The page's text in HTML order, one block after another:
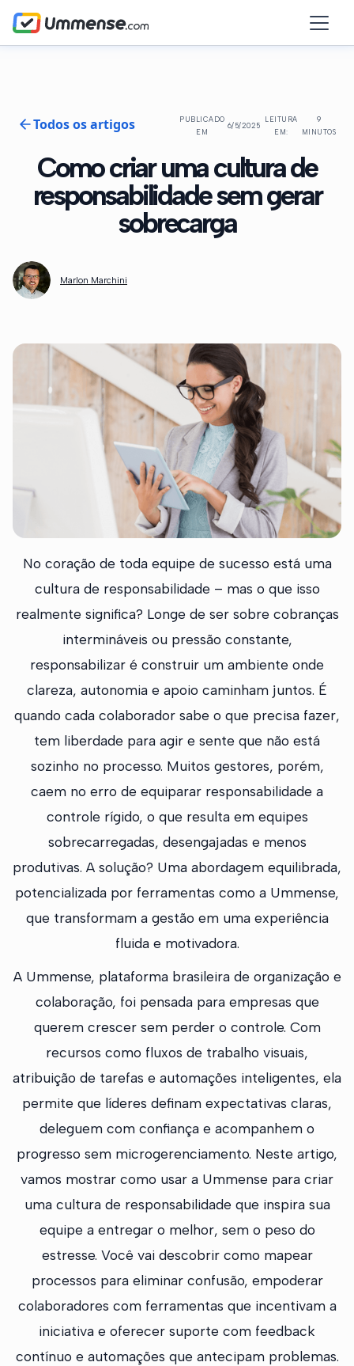
Todos os artigos
PUBLICADO
EM
6/5/2025
LEITURA
EM:
9
MINUTOS
Como criar uma cultura de
responsabilidade sem gerar
sobrecarga
Marlon Marchini
No coração de toda equipe de sucesso está uma
cultura de responsabilidade – mas o que isso
realmente significa? Longe de ser sobre cobranças
intermináveis ou pressão constante,
responsabilizar é construir um ambiente onde
clareza, autonomia e apoio caminham juntos. É
quando cada colaborador sabe o que precisa fazer,
tem liberdade para agir e sente que não está
sozinho no processo. Muitos gestores, porém,
caem no erro de equiparar responsabilidade a
controle rígido, o que resulta em equipes
sobrecarregadas, desengajadas e menos
produtivas. A solução? Uma abordagem equilibrada,
potencializada por ferramentas como a Ummense,
que transformam a gestão em uma experiência
fluida e motivadora.
A Ummense, plataforma brasileira de organização e
colaboração, foi pensada para empresas que
querem crescer sem perder o controle. Com
recursos como fluxos de trabalho visuais,
atribuição de tarefas e automações inteligentes, ela
permite que líderes definam expectativas claras,
deleguem com confiança e acompanhem o
progresso sem microgerenciamento. Neste artigo,
vamos mostrar como usar a Ummense para criar
uma cultura de responsabilidade que inspira sua
equipe a entregar o melhor, sem o peso do
estresse. Você vai descobrir como mapear
processos para eliminar confusão, empoderar
colaboradores com ferramentas que incentivam a
iniciativa e oferecer suporte com feedback
contínuo e automações que antecipam problemas.